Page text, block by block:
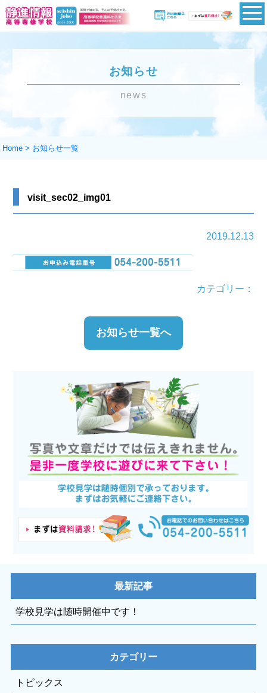
お知らせ
news
Home > お知らせ一覧
visit_sec02_img01
2019.12.13
カテゴリー：
お知らせ一覧へ
最新記事
学校見学は随時開催中です！
カテゴリー
トピックス